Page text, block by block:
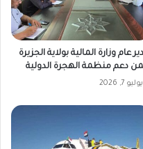
عام وزارة المالية بولاية الجزيرة
دعم منظمة الهجرة الدولية
يوليو 7, 2026